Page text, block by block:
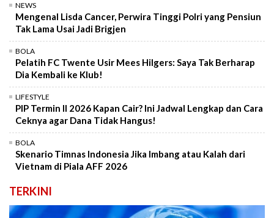
NEWS
Mengenal Lisda Cancer, Perwira Tinggi Polri yang Pensiun
Tak Lama Usai Jadi Brigjen
BOLA
Pelatih FC Twente Usir Mees Hilgers: Saya Tak Berharap
Dia Kembali ke Klub!
LIFESTYLE
PIP Termin II 2026 Kapan Cair? Ini Jadwal Lengkap dan Cara
Ceknya agar Dana Tidak Hangus!
BOLA
Skenario Timnas Indonesia Jika Imbang atau Kalah dari
Vietnam di Piala AFF 2026
TERKINI